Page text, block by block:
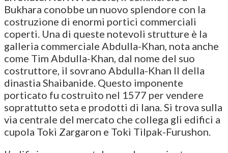
Bukhara conobbe un nuovo splendore con la
costruzione di enormi portici commerciali
coperti. Una di queste notevoli strutture è la
galleria commerciale Abdulla-Khan, nota anche
come Tim Abdulla-Khan, dal nome del suo
costruttore, il sovrano Abdulla-Khan II della
dinastia Shaibanide. Questo imponente
porticato fu costruito nel 1577 per vendere
soprattutto seta e prodotti di lana. Si trova sulla
via centrale del mercato che collega gli edifici a
cupola Toki Zargaron e Toki Tilpak-Furushon.